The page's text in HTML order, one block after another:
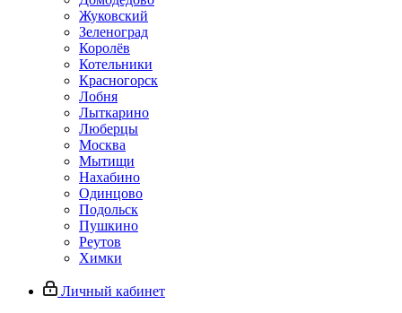
Жуковский
Зеленоград
Королёв
Котельники
Красногорск
Лобня
Лыткарино
Люберцы
Москва
Мытищи
Нахабино
Одинцово
Подольск
Пушкино
Реутов
Химки
Личный кабинет